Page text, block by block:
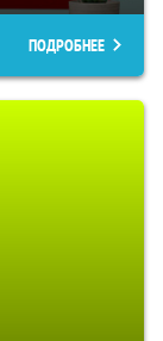
ПОДРОБНЕЕ